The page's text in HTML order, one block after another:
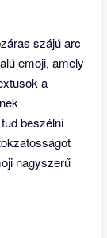
szájú arc
emoji, amely
a
beszélni
nagyszerű